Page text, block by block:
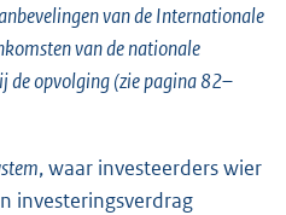
van de Internationale
van de nationale
de opvolging (zie pagina 82–
, waar investeerders wier
investeringsverdrag